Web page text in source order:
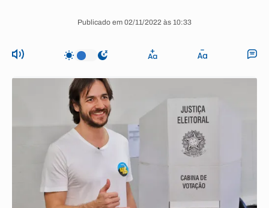
Publicado em 02/11/2022 às 10:33